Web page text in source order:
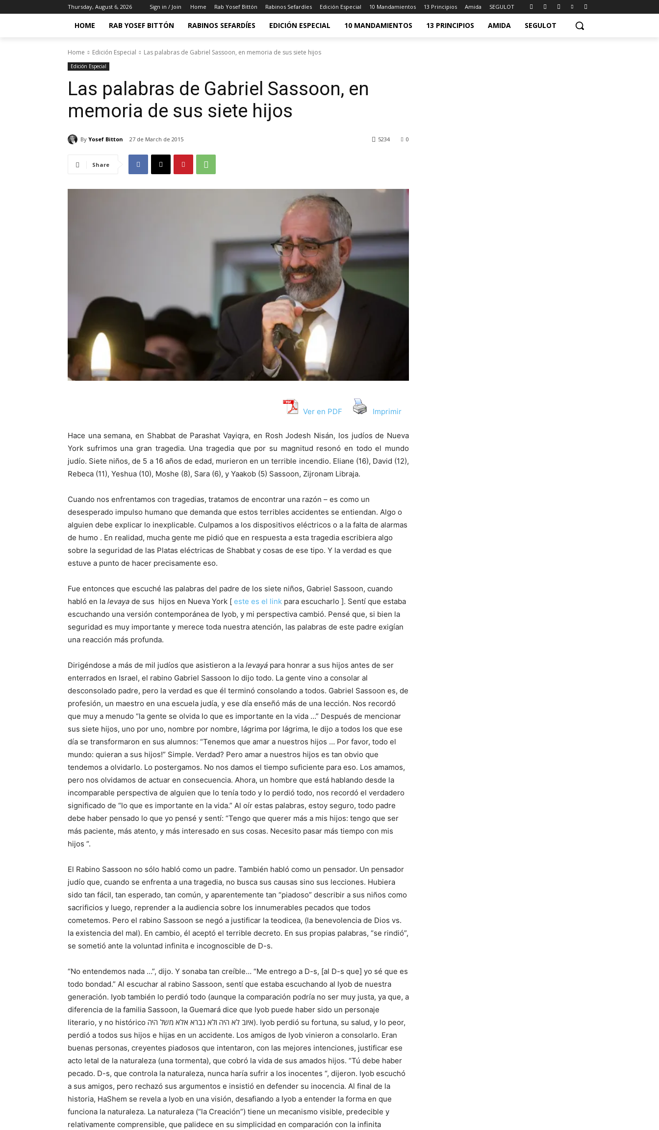
Thursday, August 6, 2026 Sign in / Join Home Rab Yosef Bittón Rabinos Sefardíes Edición Especial 10 Mandamientos 13 Principios Amida SEGULOT
HOME RAB YOSEF BITTÓN RABINOS SEFARDÍES EDICIÓN ESPECIAL 10 MANDAMIENTOS 13 PRINCIPIOS AMIDA SEGULOT
Home Edición Especial Las palabras de Gabriel Sassoon, en memoria de sus siete hijos
Edición Especial
Las palabras de Gabriel Sassoon, en
memoria de sus siete hijos
By Yosef Bitton 27 de March de 2015 0
5234
Share
Ver en PDF Imprimir
Hace una semana, en Shabbat de Parashat Vayiqra, en Rosh Jodesh Nisán, los judíos de Nueva
York sufrimos una gran tragedia. Una tragedia que por su magnitud resonó en todo el mundo
judío. Siete niños, de 5 a 16 años de edad, murieron en un terrible incendio. Eliane (16), David (12),
Rebeca (11), Yeshua (10), Moshe (8), Sara (6), y Yaakob (5) Sassoon, Zijronam Libraja.
Cuando nos enfrentamos con tragedias, tratamos de encontrar una razón – es como un
desesperado impulso humano que demanda que estos terribles accidentes se entiendan. Algo o
alguien debe explicar lo inexplicable. Culpamos a los dispositivos eléctricos o a la falta de alarmas
de humo . En realidad, mucha gente me pidió que en respuesta a esta tragedia escribiera algo
sobre la seguridad de las Platas eléctricas de Shabbat y cosas de ese tipo. Y la verdad es que
estuve a punto de hacer precisamente eso.
Fue entonces que escuché las palabras del padre de los siete niños, Gabriel Sassoon, cuando
habló en la levaya de sus hijos en Nueva York [ este es el link para escucharlo ]. Sentí que estaba
escuchando una versión contemporánea de Iyob, y mi perspectiva cambió. Pensé que, si bien la
seguridad es muy importante y merece toda nuestra atención, las palabras de este padre exigían
una reacción más profunda.
Dirigéndose a más de mil judíos que asistieron a la levayá para honrar a sus hijos antes de ser
enterrados en Israel, el rabino Gabriel Sassoon lo dijo todo. La gente vino a consolar al
desconsolado padre, pero la verdad es que él terminó consolando a todos. Gabriel Sassoon es, de
profesión, un maestro en una escuela judía, y ese día enseñó más de una lección. Nos recordó
que muy a menudo “la gente se olvida lo que es importante en la vida …” Después de mencionar
sus siete hijos, uno por uno, nombre por nombre, lágrima por lágrima, le dijo a todos los que ese
día se transformaron en sus alumnos: “Tenemos que amar a nuestros hijos … Por favor, todo el
mundo: quieran a sus hijos!” Simple. Verdad? Pero amar a nuestros hijos es tan obvio que
tendemos a olvidarlo. Lo postergamos. No nos damos el tiempo suficiente para eso. Los amamos,
pero nos olvidamos de actuar en consecuencia. Ahora, un hombre que está hablando desde la
incomparable perspectiva de alguien que lo tenía todo y lo perdió todo, nos recordó el verdadero
significado de “lo que es importante en la vida.” Al oír estas palabras, estoy seguro, todo padre
debe haber pensado lo que yo pensé y sentí: “Tengo que querer más a mis hijos: tengo que ser
más paciente, más atento, y más interesado en sus cosas. Necesito pasar más tiempo con mis
hijos “.
El Rabino Sassoon no sólo habló como un padre. También habló como un pensador. Un pensador
judío que, cuando se enfrenta a una tragedia, no busca sus causas sino sus lecciones. Hubiera
sido tan fácil, tan esperado, tan común, y aparentemente tan “piadoso” describir a sus niños como
sacrificios y luego, reprender a la audiencia sobre los innumerables pecados que todos
cometemos. Pero el rabino Sassoon se negó a justificar la teodicea, (la benevolencia de Dios vs.
la existencia del mal). En cambio, él aceptó el terrible decreto. En sus propias palabras, “se rindió”,
se sometió ante la voluntad infinita e incognoscible de D-s.
“No entendemos nada …”, dijo. Y sonaba tan creíble… “Me entrego a D-s, [al D-s que] yo sé que es
todo bondad.” Al escuchar al rabino Sassoon, sentí que estaba escuchando al Iyob de nuestra
generación. Iyob también lo perdió todo (aunque la comparación podría no ser muy justa, ya que, a
diferencia de la familia Sassoon, la Guemará dice que Iyob puede haber sido un personaje
literario, y no histórico איוב לא היה ולא נברא אלא משל היה). Iyob perdió su fortuna, su salud, y lo peor,
perdió a todos sus hijos e hijas en un accidente. Los amigos de Iyob vinieron a consolarlo. Eran
buenas personas, creyentes piadosos que intentaron, con las mejores intenciones, justificar ese
acto letal de la naturaleza (una tormenta), que cobró la vida de sus amados hijos. “Tú debe haber
pecado. D-s, que controla la naturaleza, nunca haría sufrir a los inocentes “, dijeron. Iyob escuchó
a sus amigos, pero rechazó sus argumentos e insistió en defender su inocencia. Al final de la
historia, HaShem se revela a Iyob en una visión, desafiando a Iyob a entender la forma en que
funciona la naturaleza. La naturaleza (“la Creación”) tiene un mecanismo visible, predecible y
relativamente comprensible, que palidece en su simplicidad en comparación con la infinita